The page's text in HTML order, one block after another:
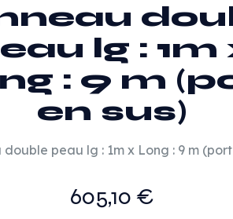
lg : 1m
: 9 m
en sus)
double peau lg : 1m x Long : 9 m
605,10€